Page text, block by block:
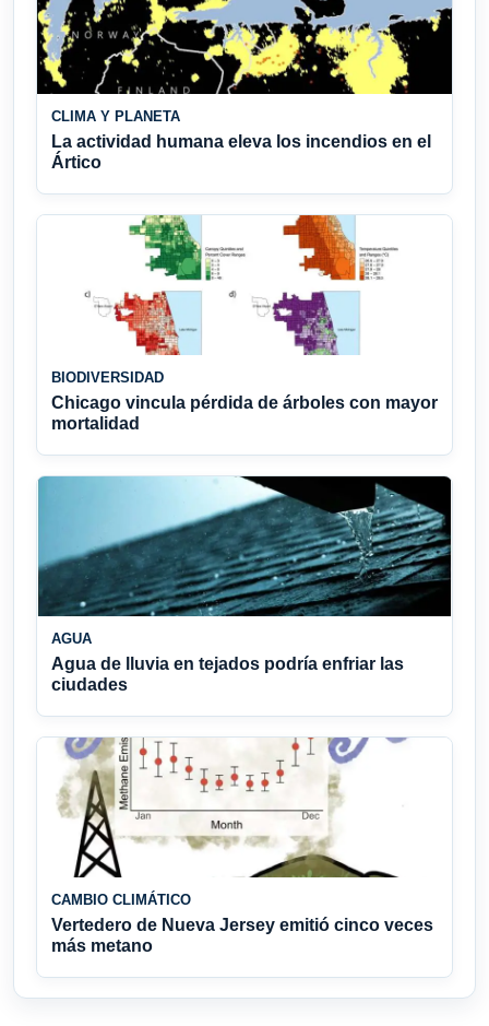
CLIMA Y PLANETA
La actividad humana eleva los incendios en el
Ártico
BIODIVERSIDAD
Chicago vincula pérdida de árboles con mayor
mortalidad
AGUA
Agua de lluvia en tejados podría enfriar las
ciudades
CAMBIO CLIMÁTICO
Vertedero de Nueva Jersey emitió cinco veces
más metano